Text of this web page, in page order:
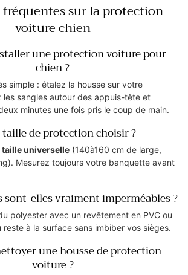
sur la protection
voiture chien
une protection voiture pour
chien ?
simple : étalez la housse sur votre
les sangles autour des appuis-tête et
minutes une fois pris le coup de main.
de protection choisir ?
taille universelle (140à160 cm de large,
Mesurez toujours votre banquette avant
sont-elles vraiment imperméables ?
polyester avec un revêtement en PVC ou
reste à la surface sans imbiber vos sièges.
une housse de protection
voiture ?